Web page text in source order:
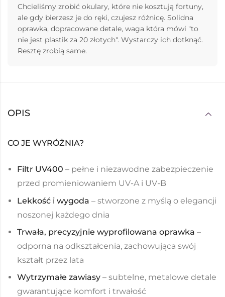
Chcieliśmy zrobić okulary, które nie kosztują fortuny,
ale gdy bierzesz je do ręki, czujesz różnicę. Solidna
oprawka, dopracowane detale, waga która mówi "to
nie jest plastik za 20 złotych". Wystarczy ich dotknąć.
Resztę zrobią same.
OPIS
CO JE WYRÓŻNIA?
Filtr UV400 – pełne i niezawodne zabezpieczenie
przed promieniowaniem UV-A i UV-B
Lekkość i wygoda – stworzone z myślą o elegancji
noszonej każdego dnia
Trwała, precyzyjnie wyprofilowana oprawka –
odporna na odkształcenia, zachowująca swój
kształt przez lata
Wytrzymałe zawiasy – subtelne, metalowe detale
gwarantujące komfort i trwałość